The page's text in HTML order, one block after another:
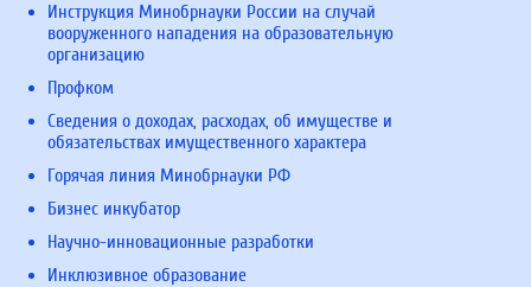
Инструкция Минобрнауки России на случай
вооруженного нападения на образовательную
организацию
Профком
Сведения о доходах, расходах, об имуществе и
обязательствах имущественного характера
Горячая линия Минобрнауки РФ
Бизнес инкубатор
Научно-инновационные разработки
Инклюзивное образование